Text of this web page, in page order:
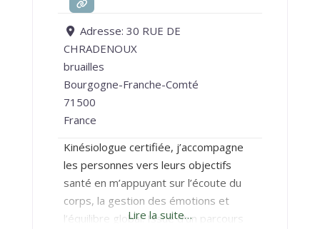
Adresse:30 RUE DE
CHRADENOUX
bruailles
Bourgogne-Franche-Comté
71500
France
Kinésiologue certifiée, j’accompagne
les personnes vers leurs objectifs
santé en m’appuyant sur l’écoute du
corps, la gestion des émotions et
l’équilibre global. Issue d’un parcours
Lire la suite…